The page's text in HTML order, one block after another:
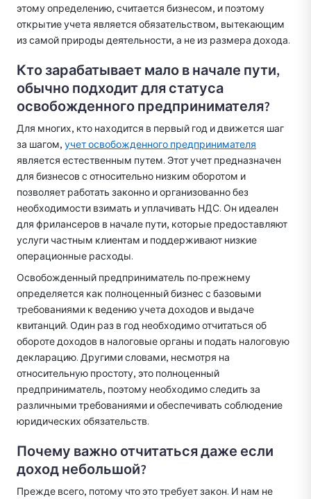
этому определению, считается бизнесом, и поэтому
открытие учета является обязательством, вытекающим
из самой природы деятельности, а не из размера дохода.
Кто зарабатывает мало в начале пути,
обычно подходит для статуса
освобожденного предпринимателя?
Для многих, кто находится в первый год и движется шаг
за шагом, учет освобожденного предпринимателя
является естественным путем. Этот учет предназначен
для бизнесов с относительно низким оборотом и
позволяет работать законно и организованно без
необходимости взимать и уплачивать НДС. Он идеален
для фрилансеров в начале пути, которые предоставляют
услуги частным клиентам и поддерживают низкие
операционные расходы.
Освобожденный предприниматель по-прежнему
определяется как полноценный бизнес с базовыми
требованиями к ведению учета доходов и выдаче
квитанций. Один раз в год необходимо отчитаться об
обороте доходов в налоговые органы и подать налоговую
декларацию. Другими словами, несмотря на
относительную простоту, это полноценный
предприниматель, поэтому необходимо следить за
различными требованиями и обеспечивать соблюдение
юридических обязательств.
Почему важно отчитаться даже если
доход небольшой?
Прежде всего, потому что это требует закон. И нам не